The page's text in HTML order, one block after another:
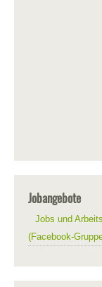
Jobangebote
Jobs und
(Facebook-